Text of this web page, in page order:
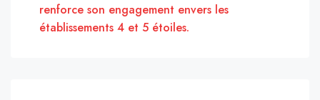
renforce son engagement envers les
établissements 4 et 5 étoiles.